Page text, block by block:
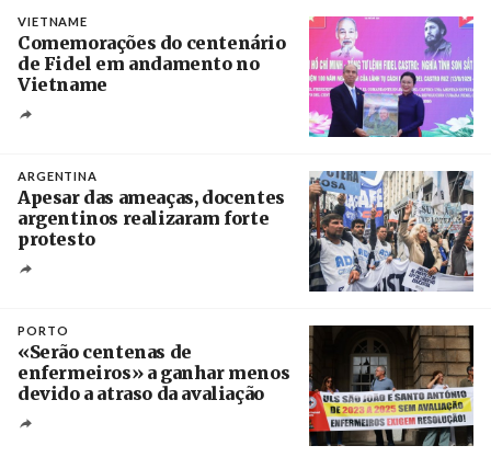
VIETNAME
Comemorações do centenário
de Fidel em andamento no
Vietname
ARGENTINA
Apesar das ameaças, docentes
argentinos realizaram forte
protesto
PORTO
«Serão centenas de
enfermeiros» a ganhar menos
devido a atraso da avaliação